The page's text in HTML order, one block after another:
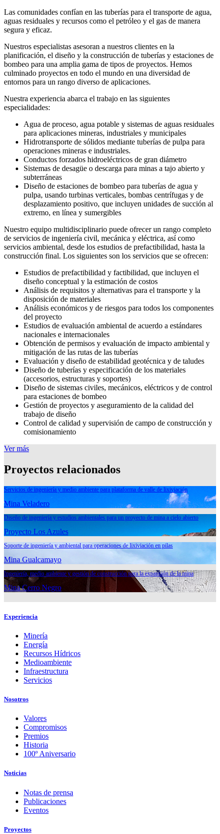
Las comunidades confían en las tuberías para el transporte de agua,
aguas residuales y recursos como el petróleo y el gas de manera
segura y eficaz.
Nuestros especialistas asesoran a nuestros clientes en la
planificación, el diseño y la construcción de tuberías y estaciones de
bombeo para una amplia gama de tipos de proyectos. Hemos
culminado proyectos en todo el mundo en una diversidad de
entornos para un rango diverso de aplicaciones.
Nuestra experiencia abarca el trabajo en las siguientes
especialidades:
Agua de proceso, agua potable y sistemas de aguas residuales
para aplicaciones mineras, industriales y municipales
Hidrotransporte de sólidos mediante tuberías de pulpa para
operaciones mineras e industriales.
Conductos forzados hidroeléctricos de gran diámetro
Sistemas de desagüe o descarga para minas a tajo abierto y
subterráneas
Diseño de estaciones de bombeo para tuberías de agua y
pulpa, usando turbinas verticales, bombas centrífugas y de
desplazamiento positivo, que incluyen unidades de succión al
extremo, en línea y sumergibles
Nuestro equipo multidisciplinario puede ofrecer un rango completo
de servicios de ingeniería civil, mecánica y eléctrica, así como
servicios ambiental, desde los estudios de prefactibilidad, hasta la
construcción final. Los siguientes son los servicios que se ofrecen:
Estudios de prefactibilidad y factibilidad, que incluyen el
diseño conceptual y la estimación de costos
Análisis de requisitos y alternativas para el transporte y la
disposición de materiales
Análisis económicos y de riesgos para todos los componentes
del proyecto
Estudios de evaluación ambiental de acuerdo a estándares
nacionales e internacionales
Obtención de permisos y evaluación de impacto ambiental y
mitigación de las rutas de las tuberías
Evaluación y diseño de estabilidad geotécnica y de taludes
Diseño de tuberías y especificación de los materiales
(accesorios, estructuras y soportes)
Diseño de sistemas civiles, mecánicos, eléctricos y de control
para estaciones de bombeo
Gestión de proyectos y aseguramiento de la calidad del
trabajo de diseño
Control de calidad y supervisión de campo de construcción y
comisionamiento
Ver más
Proyectos relacionados
Servicios de ingeniería y medio ambiente para plataforma de valle de lixiviación
Mina Veladero
Diseño de ingeniería y estudios ambientales para un proyecto de mina a cielo abierto
Proyecto Los Azules
Soporte de ingeniería y ambiental para operaciones de lixiviación en pilas
Mina Gualcamayo
Ingeniería, medio ambiente y gestión de construcción para la expansión de la mina
Mina Cerro Negro
Experiencia
Minería
Energía
Recursos Hídricos
Medioambiente
Infraestructura
Servicios
Nosotros
Valores
Compromisos
Premios
Historia
100º Aniversario
Noticias
Notas de prensa
Publicaciones
Eventos
Proyectos